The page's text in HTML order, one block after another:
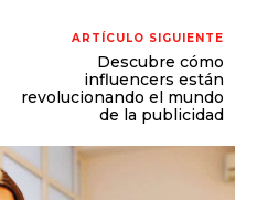
ARTÍCULO SIGUIENTE
Descubre cómo
influencers están
revolucionando el mundo
de la publicidad